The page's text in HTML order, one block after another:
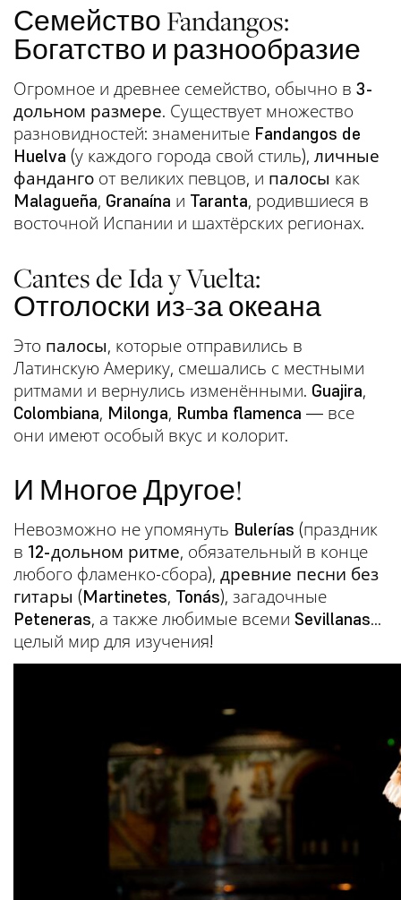
Семейство Fandangos:
Богатство и разнообразие
Огромное и древнее семейство, обычно в 3-
дольном размере. Существует множество
разновидностей: знаменитые Fandangos de
Huelva (у каждого города свой стиль), личные
фанданго от великих певцов, и палосы как
Malagueña, Granaína и Taranta, родившиеся в
восточной Испании и шахтёрских регионах.
Cantes de Ida y Vuelta:
Отголоски из-за океана
Это палосы, которые отправились в
Латинскую Америку, смешались с местными
ритмами и вернулись изменёнными. Guajira,
Colombiana, Milonga, Rumba flamenca — все
они имеют особый вкус и колорит.
И Многое Другое!
Невозможно не упомянуть Bulerías (праздник
в 12-дольном ритме, обязательный в конце
любого фламенко-сбора), древние песни без
гитары (Martinetes, Tonás), загадочные
Peteneras, а также любимые всеми Sevillanas…
целый мир для изучения!